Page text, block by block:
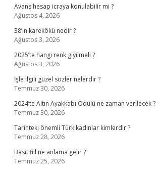
Avans hesap icraya konulabilir mi ?
Ağustos 4, 2026
38’in karekökü nedir ?
Ağustos 3, 2026
2025’te hangi renk giyilmeli ?
Ağustos 3, 2026
İşle ilgili güzel sözler nelerdir ?
Temmuz 30, 2026
2024’te Altın Ayakkabı Ödülü ne zaman verilecek ?
Temmuz 30, 2026
Tarihteki önemli Türk kadınlar kimlerdir ?
Temmuz 28, 2026
Basit fiil ne anlama gelir ?
Temmuz 25, 2026